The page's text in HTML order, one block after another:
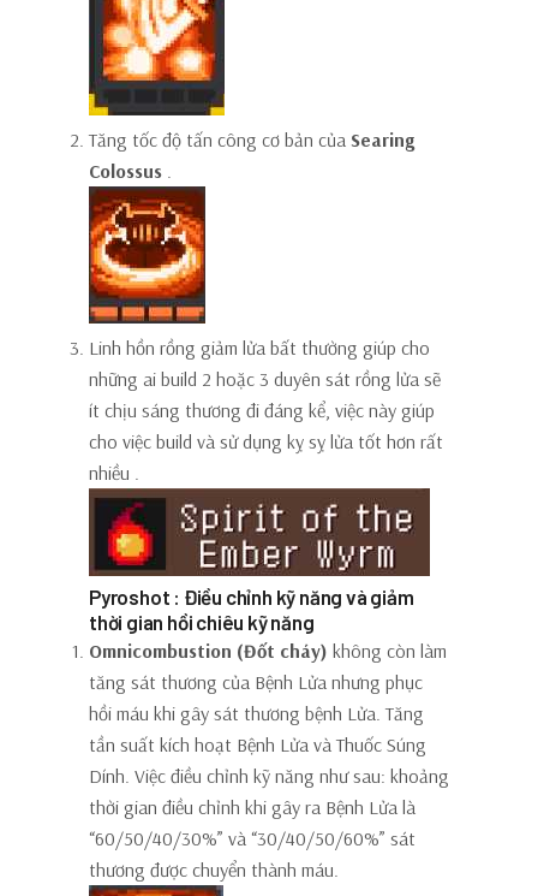
Tăng tốc độ tấn công cơ bản của Searing
Colossus
Linh hồn rồng giảm lửa bất thường giúp cho
những ai build 2 hoặc 3 duyên sát rồng lửa sẽ
ít chịu sáng thương đi đáng kể, việc này giúp
cho việc build và sử dụng kỵ sỵ lửa tốt hơn rất
nhiều .
Pyroshot : Điều chỉnh kỹ năng và giảm
thời gian hồi chiêu kỹ năng
Omnicombustion (Đốt cháy) không còn làm
tăng sát thương của Bệnh Lửa nhưng phục
hồi máu khi gây sát thương bệnh Lửa. Tăng
tần suất kích hoạt Bệnh Lửa và Thuốc Súng
Dính. Việc điều chỉnh kỹ năng như sau: khoảng
thời gian điều chỉnh khi gây ra Bệnh Lửa là
“60/50/40/30%” và “30/40/50/60%” sát
thương được chuyển thành máu.